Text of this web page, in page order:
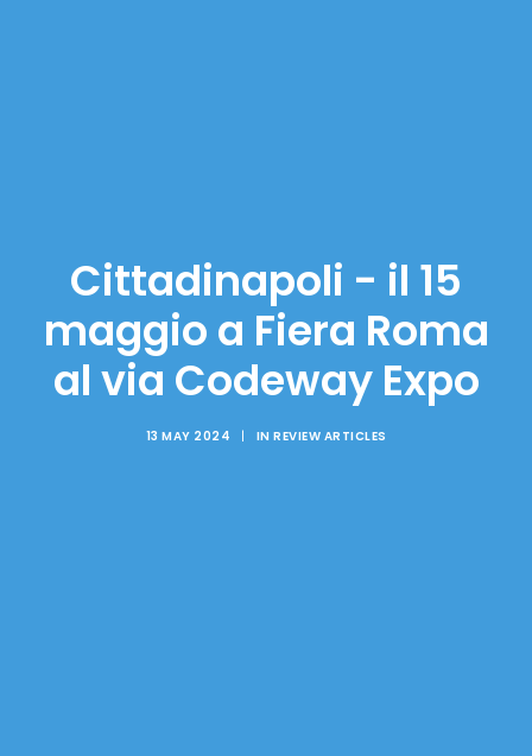
Cittadinapoli - il 15
maggio a Fiera Roma
al via Codeway Expo
13 MAY 2024 | IN REVIEW ARTICLES